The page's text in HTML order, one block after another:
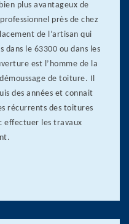
plus avantageux de
près de chez
de l’artisan qui
dans le 63300 ou dans les
est l’homme de la
de toiture. Il
des années et connait
récurrents des toitures
effectuer les travaux